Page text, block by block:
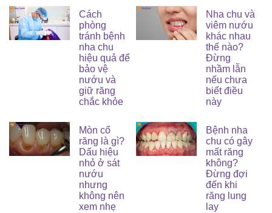
Cách
phòng
tránh bệnh
nha chu
hiệu quả để
bảo vệ
nướu và
giữ răng
chắc khỏe
Nha chu và
viêm nướu
khác nhau
thế nào?
Đừng
nhầm lẫn
nếu chưa
biết điều
này
Mòn cổ
răng là gì?
Dấu hiệu
nhỏ ở sát
nướu
nhưng
không nên
xem nhẹ
Bệnh nha
chu có gây
mất răng
không?
Đừng đợi
đến khi
răng lung
lay